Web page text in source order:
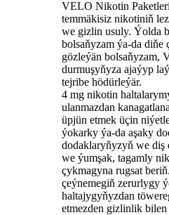
VELO Nikotin
temmäkisiz nikotiniň
we gizlin usuly. Ýolda
bolsaňyzam ýa-da diňe
gözleýän bolsaňyzam,
durmuşyňyza ajaýyp
tejribe hödürleýär.
4 mg nikotin
ulanmazdan
üpjün etmek üçin
ýokarky ýa-da aşaky
dodaklaryňyzyň we diş
we ýumşak, tagamly
çykmagyna rugsat
çeýnemegiň zerurlygy
haltajygyňyzdan
etmezden gizlinlik